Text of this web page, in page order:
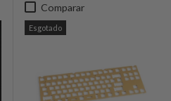
Comparar
Esgotado